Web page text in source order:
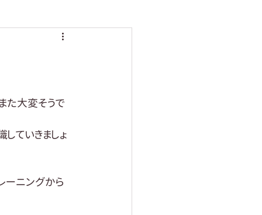
た大変そうで
ていきましょ
ーニングから